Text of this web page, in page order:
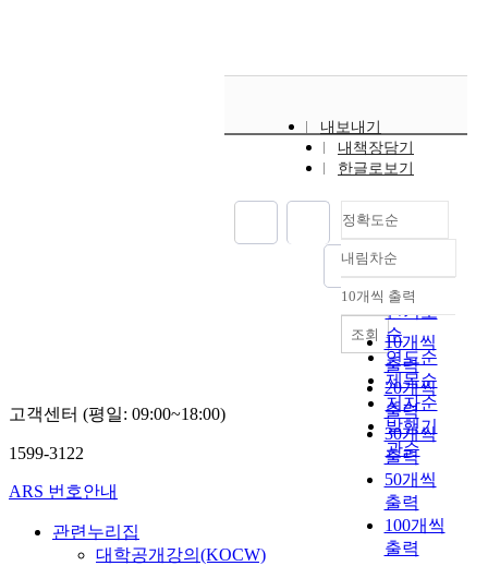
t
p
내보내기
내책장담기
한글로보기
정확도순
정확도
순
인기도
순
연도순
제목순
저자순
발행기
관순
내림차순
내림차순
10개씩 출력
10개씩
출력
20개씩
출력
30개씩
출력
50개씩
출력
100개씩
출력
조회
고객센터 (평일: 09:00~18:00)
1599-3122
ARS 번호안내
관련누리집
대학공개강의(KOCW)